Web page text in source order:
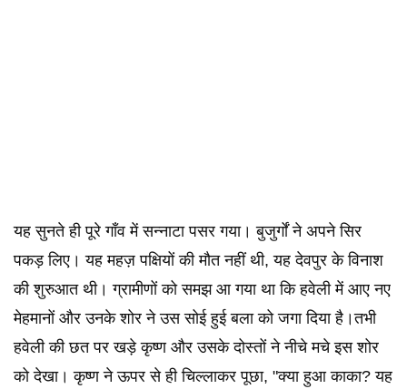
यह सुनते ही पूरे गाँव में सन्नाटा पसर गया। बुजुर्गों ने अपने सिर
पकड़ लिए। यह महज़ पक्षियों की मौत नहीं थी, यह देवपुर के विनाश
की शुरुआत थी। ग्रामीणों को समझ आ गया था कि हवेली में आए नए
मेहमानों और उनके शोर ने उस सोई हुई बला को जगा दिया है।तभी
हवेली की छत पर खड़े कृष्ण और उसके दोस्तों ने नीचे मचे इस शोर
को देखा। कृष्ण ने ऊपर से ही चिल्लाकर पूछा, "क्या हुआ काका? यह